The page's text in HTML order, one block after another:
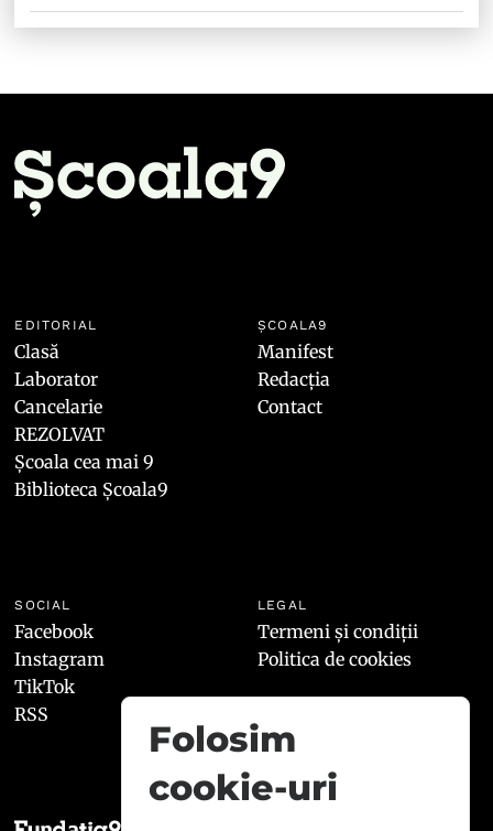
EDITORIAL
Clasă
Laborator
Cancelarie
REZOLVAT
Școala cea mai 9
Biblioteca Școala9
ȘCOALA9
Manifest
Redacția
Contact
SOCIAL
Facebook
Instagram
TikTok
RSS
LEGAL
Termeni și condiții
Politica de cookies
Folosim
cookie-uri